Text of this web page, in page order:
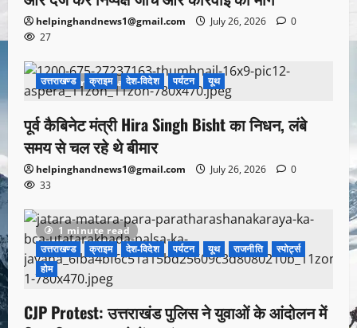
helpinghandnews1@gmail.com July 26, 2026
0
27
1 minute read
उत्तराखण्ड क्राइम देश-विदेश पर्यटन यूथ
पूर्व कैबिनेट मंत्री Hira Singh Bisht का निधन, लंबे
समय से चल रहे थे बीमार
helpinghandnews1@gmail.com July 26, 2026
0
33
1 minute read
उत्तराखण्ड
क्राइम देश-विदेश पर्यटन यूथ राजनीति
स्पोर्ट्स
होम
CJP Protest: उत्तराखंड पुलिस ने युवाओं के आंदोलन में